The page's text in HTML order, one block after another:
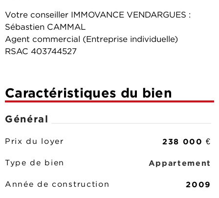
Votre conseiller IMMOVANCE VENDARGUES :
Sébastien CAMMAL
Agent commercial (Entreprise individuelle)
RSAC 403744527
Caractéristiques du bien
Général
Prix du loyer 238 000 €
Type de bien Appartement
Année de construction 2009